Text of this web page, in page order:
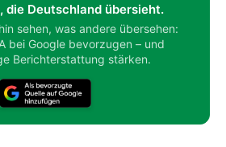
die Deutschland übersieht.
sehen, was andere übersehen:
bei Google bevorzugen – und
Berichterstattung stärken.